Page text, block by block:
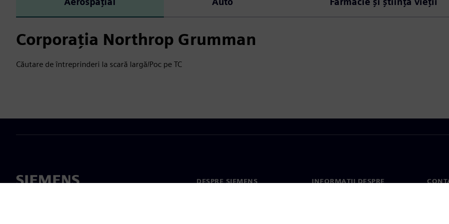
Corporația Northrop Grumman
Căutare de întreprinderi la scară largă/Poc pe TC
DESPRE SIEMENS
INFORMAȚII DESPRE